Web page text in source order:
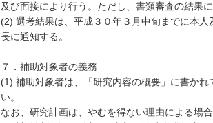
及び面接により行う。ただし、書類審査の結果
(2) 選考結果は、平成３０年３月中旬までに本
長に通知する。
７．補助対象者の義務
(1) 補助対象者は、「研究内容の概要」に書か
い。
なお、研究計画は、やむを得ない理由による場